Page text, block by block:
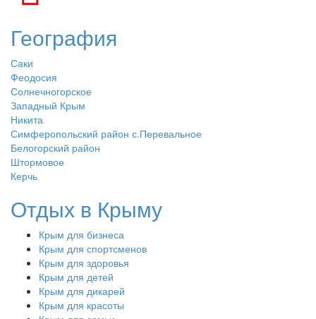
География
Саки
Феодосия
Солнечногорское
Западный Крым
Никита
Симферопольский район с.Перевальное
Белогорский район
Штормовое
Керчь
Отдых в Крыму
Крым для бизнеса
Крым для спортсменов
Крым для здоровья
Крым для детей
Крым для дикарей
Крым для красоты